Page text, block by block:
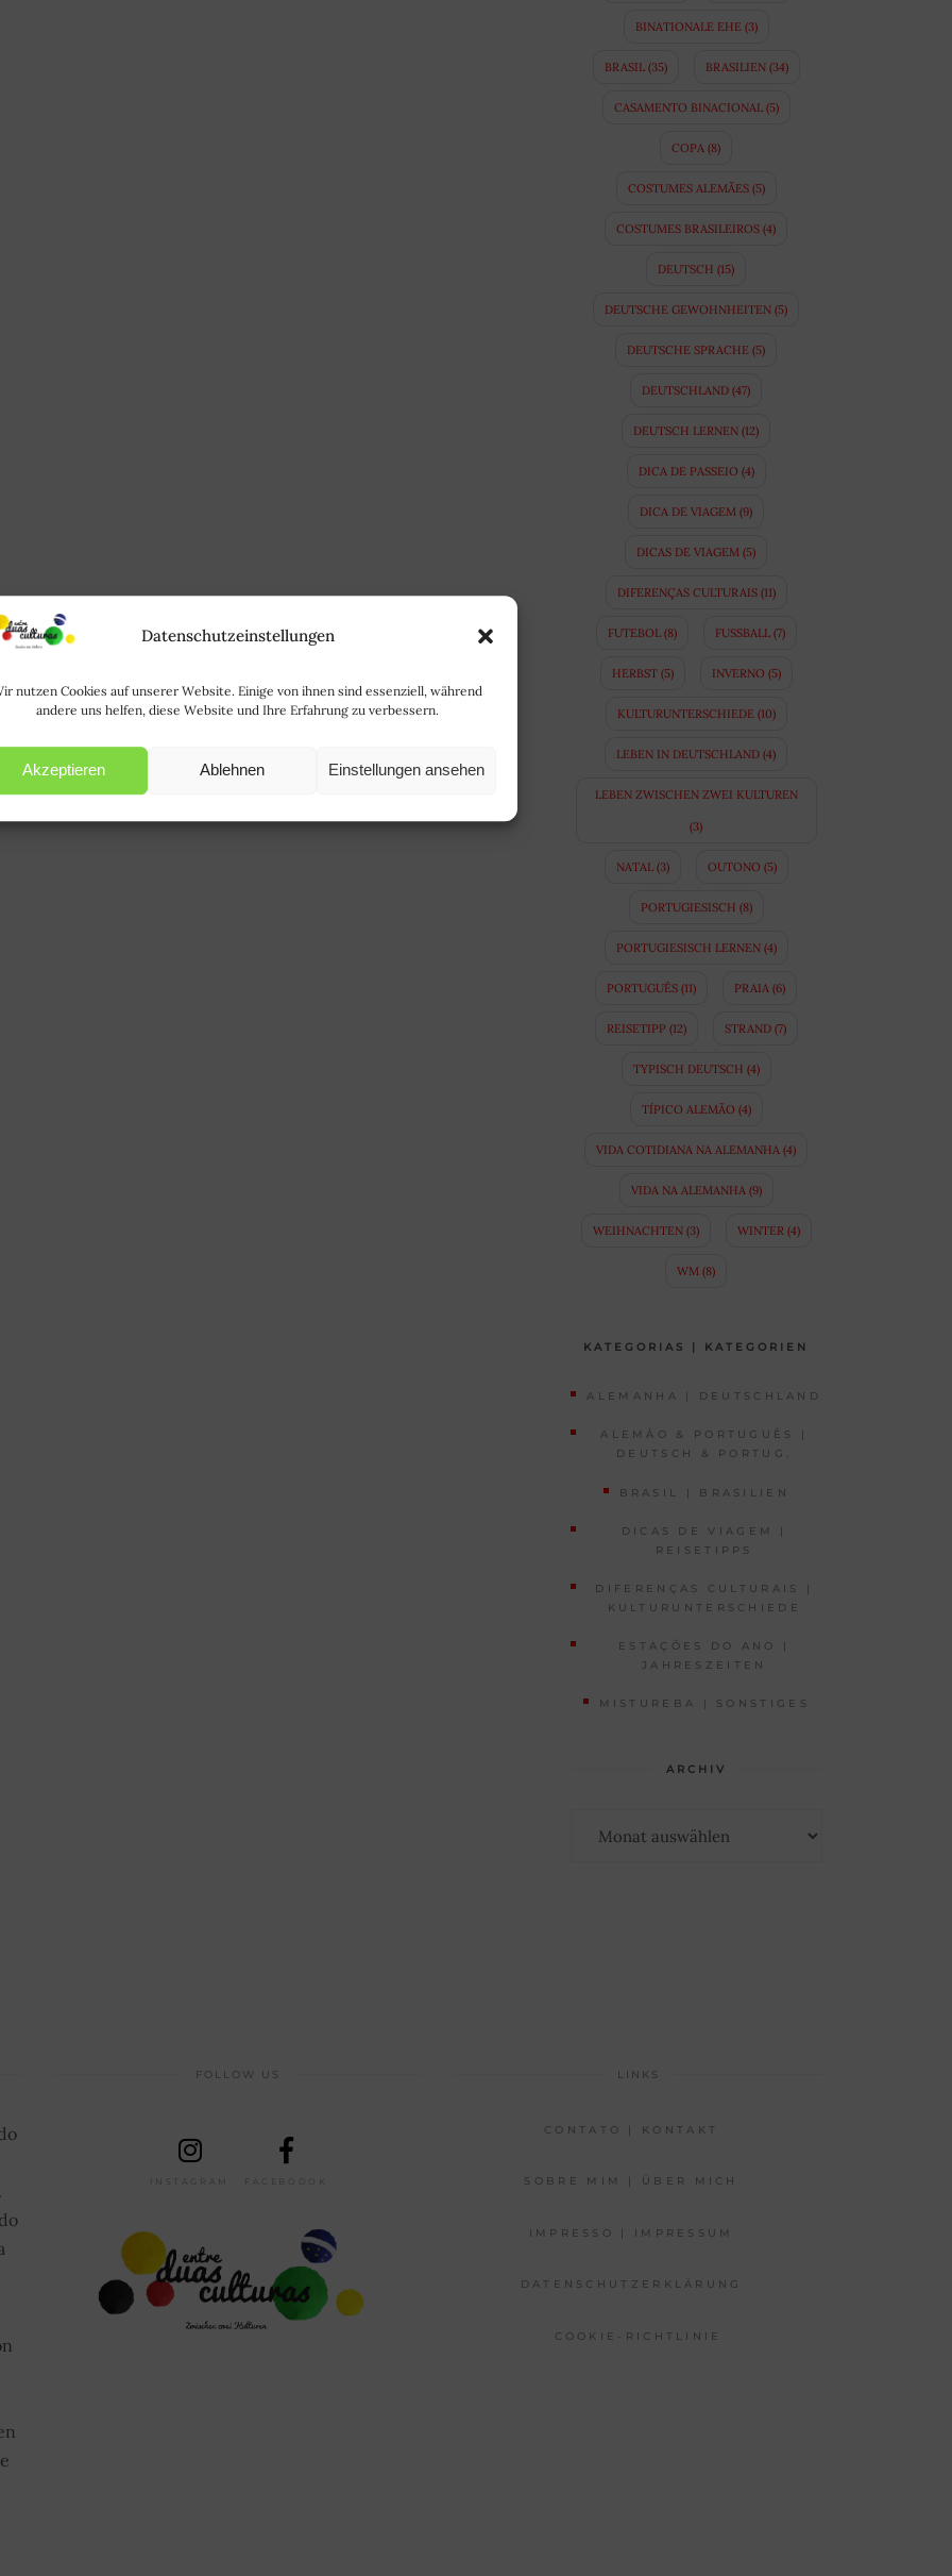
Datenschutzeinstellungen
nutzen Cookies auf unserer Website. Einige von ihnen sind essenziell, während
andere uns helfen, diese Website und Ihre Erfahrung zu verbessern.
Akzeptieren Ablehnen Einstellungen ansehen
BINATIONALE EHE(3)
BRASIL(35) BRASILIEN(34)
CASAMENTO BINACIONAL(5)
COPA (8)
COSTUMES ALEMÃES(5)
COSTUMES BRASILEIROS (4)
DEUTSCH (15)
DEUTSCHE GEWOHNHEITEN (5)
DEUTSCHE SPRACHE (5)
DEUTSCHLAND (47)
DEUTSCH LERNEN (12)
DICA DE PASSEIO (4)
DICA DE VIAGEM (9)
DICAS DE VIAGEM (5)
DIFERENÇAS CULTURAIS(11)
FUTEBOL(8) FUSSBALL (7)
HERBST(5) INVERNO (5)
KULTURUNTERSCHIEDE(10)
LEBEN IN DEUTSCHLAND (4)
LEBEN ZWISCHEN ZWEI KULTUREN
(3)
NATAL(3) OUTONO (5)
PORTUGIESISCH (8)
PORTUGIESISCH LERNEN(4)
PORTUGUÊS (11) PRAIA (6)
REISETIPP(12) STRAND(7)
TYPISCH DEUTSCH (4)
TÍPICO ALEMÃO (4)
VIDA COTIDIANA NA ALEMANHA (4)
VIDA NA ALEMANHA (9)
WEIHNACHTEN(3) WINTER (4)
WM (8)
KATEGORIAS | KATEGORIEN
ALEMANHA | DEUTSCHLAND
ALEMÃO & PORTUGUÊS |
DEUTSCH & PORTUG.
BRASIL | BRASILIEN
DICAS DE VIAGEM |
REISETIPPS
DIFERENÇAS CULTURAIS |
KULTURUNTERSCHIEDE
ESTAÇÕES DO ANO |
JAHRESZEITEN
MISTUREBA | SONSTIGES
ARCHIV
FOLLOW US
INSTAGRAM FACEBOOOK
LINKS
CONTATO | KONTAKT
SOBRE MIM | ÜBER MICH
IMPRESSO | IMPRESSUM
DATENSCHUTZERKLÄRUNG
COOKIE-RICHTLINIE